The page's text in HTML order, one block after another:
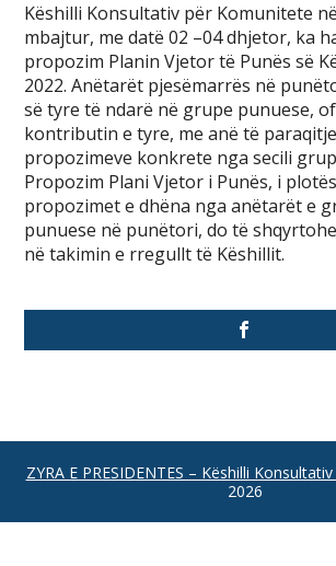
Këshilli Konsultativ për Komunitete
mbajtur, me datë 02 –04 dhjetor, ka
propozim Planin Vjetor të Punës së
2022. Anëtarët pjesëmarrës në
së tyre të ndarë në grupe punuese,
kontributin e tyre, me anë të
propozimeve konkrete nga secili
Propozim Plani Vjetor i Punës, i
propozimet e dhëna nga anëtarët e
punuese në punëtori, do të
në takimin e rregullt të Këshillit.
ZYRA E PRESIDENTES – Këshilli
2026